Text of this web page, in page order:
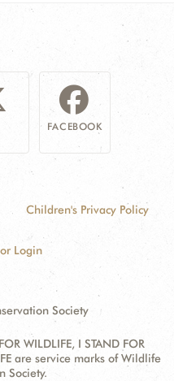
FACEBOOK
Children's Privacy Policy
Login
Society
WILDLIFE, I STAND FOR
are service marks of Wildlife
Society.